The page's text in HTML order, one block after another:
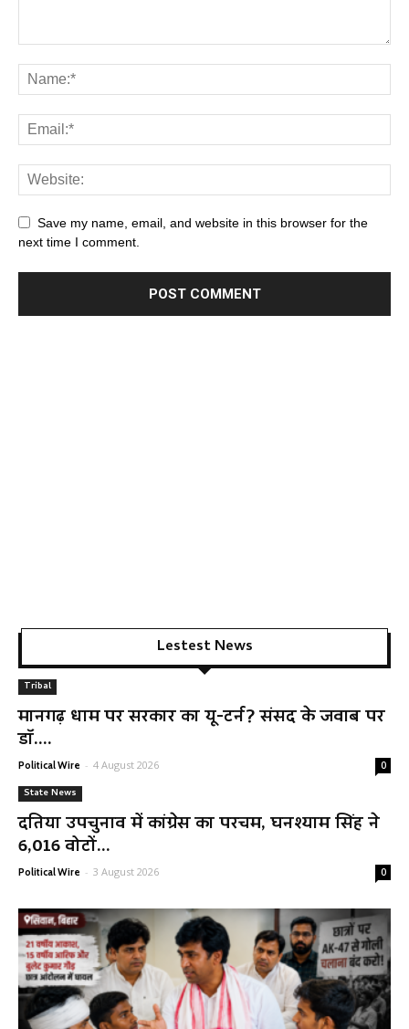
Save my name, email, and website in this browser for the
next time I comment.
Lestest News
Tribal
मानगढ़ धाम पर सरकार का यू-टर्न? संसद के जवाब पर
डॉ....
Political Wire - 4 August 2026 0
State News
दतिया उपचुनाव में कांग्रेस का परचम, घनश्याम सिंह ने
6,016 वोटों...
Political Wire - 3 August 2026 0